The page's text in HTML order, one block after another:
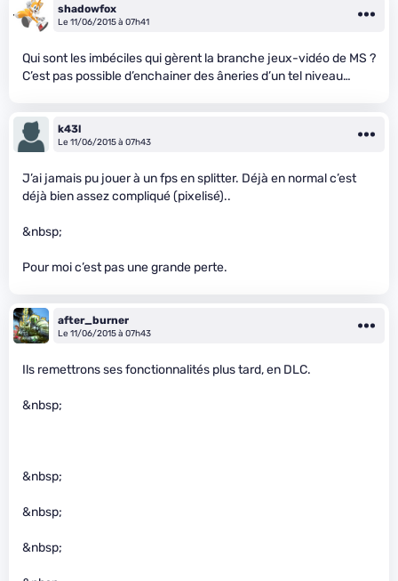
shadowfox
Le 11/06/2015 à 07h41
Qui sont les imbéciles qui gèrent la branche jeux-vidéo de MS ?
C’est pas possible d’enchainer des âneries d’un tel niveau…
k43l
Le 11/06/2015 à 07h43
J’ai jamais pu jouer à un fps en splitter. Déjà en normal c’est
déjà bien assez compliqué (pixelisé)..
&nbsp;
Pour moi c’est pas une grande perte.
after_burner
Le 11/06/2015 à 07h43
Ils remettrons ses fonctionnalités plus tard, en DLC.
&nbsp;
&nbsp;
&nbsp;
&nbsp;